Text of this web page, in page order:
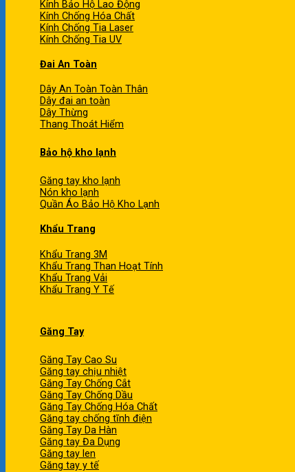
Kính Bảo Hộ Lao Động
Kính Chống Hóa Chất
Kính Chống Tia Laser
Kính Chống Tia UV
Đai An Toàn
Dây An Toàn Toàn Thân
Dây đai an toàn
Dây Thừng
Thang Thoát Hiểm
Bảo hộ kho lạnh
Găng tay kho lạnh
Nón kho lạnh
Quần Áo Bảo Hộ Kho Lạnh
Khẩu Trang
Khẩu Trang 3M
Khẩu Trang Than Hoạt Tính
Khẩu Trang Vải
Khẩu Trang Y Tế
Găng Tay
Găng Tay Cao Su
Găng tay chịu nhiệt
Găng Tay Chống Cắt
Găng Tay Chống Dầu
Găng Tay Chống Hóa Chất
Găng tay chống tĩnh điện
Găng Tay Da Hàn
Găng tay Đa Dụng
Găng tay len
Găng tay y tế